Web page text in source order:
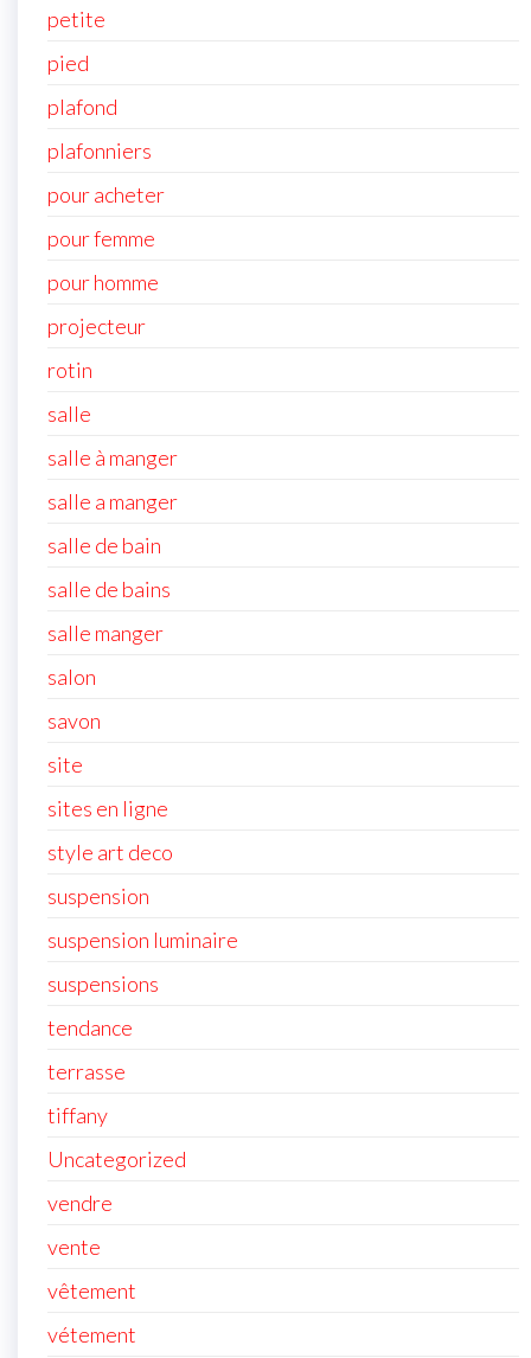
petite
pied
plafond
plafonniers
pour acheter
pour femme
pour homme
projecteur
rotin
salle
salle à manger
salle a manger
salle de bain
salle de bains
salle manger
salon
savon
site
sites en ligne
style art deco
suspension
suspension luminaire
suspensions
tendance
terrasse
tiffany
Uncategorized
vendre
vente
vêtement
vétement